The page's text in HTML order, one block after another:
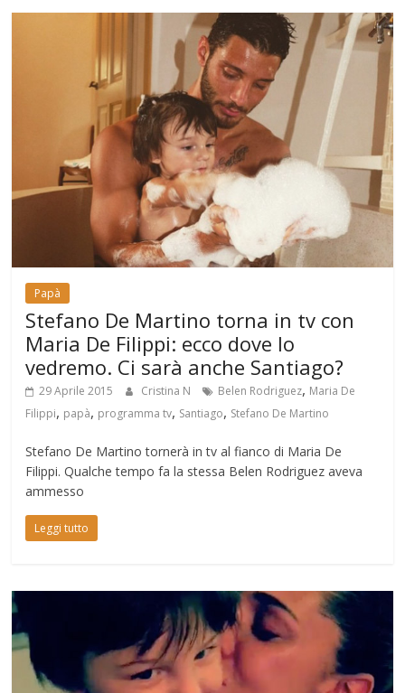
Papà
Stefano De Martino torna in tv con
Maria De Filippi: ecco dove lo
vedremo. Ci sarà anche Santiago?
29 Aprile 2015 Cristina N Belen Rodriguez, Maria De
Filippi, papà, programma tv, Santiago, Stefano De Martino
Stefano De Martino tornerà in tv al fianco di Maria De
Filippi. Qualche tempo fa la stessa Belen Rodriguez aveva
ammesso
Leggi tutto